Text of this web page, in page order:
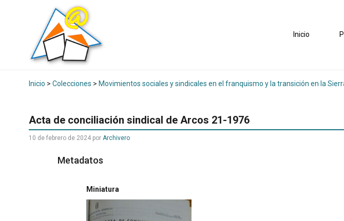
Inicio
Inicio > Colecciones > Movimientos sociales y sindicales en el franquismo y la transición en la
Acta de conciliación sindical de Arcos 21-1976
10 de febrero de 2024 por Archivero
Metadatos
Miniatura